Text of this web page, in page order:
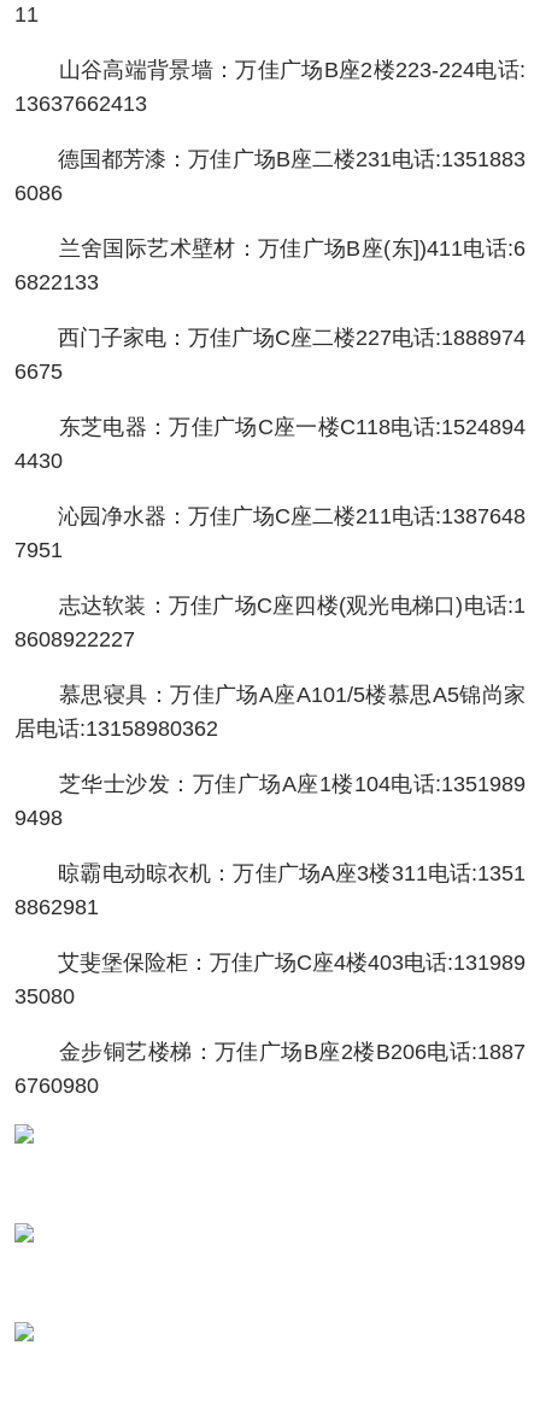
11
山谷高端背景墙：万佳广场B座2楼223-224电话:
13637662413
德国都芳漆：万佳广场B座二楼231电话:1351883
6086
兰舍国际艺术壁材：万佳广场B座(东])411电话:6
6822133
西门子家电：万佳广场C座二楼227电话:1888974
6675
东芝电器：万佳广场C座一楼C118电话:1524894
4430
沁园净水器：万佳广场C座二楼211电话:1387648
7951
志达软装：万佳广场C座四楼(观光电梯口)电话:1
8608922227
慕思寝具：万佳广场A座A101/5楼慕思A5锦尚家
居电话:13158980362
芝华士沙发：万佳广场A座1楼104电话:1351989
9498
晾霸电动晾衣机：万佳广场A座3楼311电话:1351
8862981
艾斐堡保险柜：万佳广场C座4楼403电话:131989
35080
金步铜艺楼梯：万佳广场B座2楼B206电话:1887
6760980